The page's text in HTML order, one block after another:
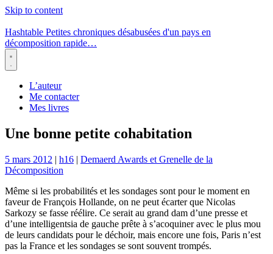
Skip to content
Hashtable Petites chroniques désabusées d'un pays en
décomposition rapide…
Menu
L’auteur
Me contacter
Mes livres
Une bonne petite cohabitation
5 mars 2012 | h16 | Demaerd Awards et Grenelle de la
Décomposition
Même si les probabilités et les sondages sont pour le moment en
faveur de François Hollande, on ne peut écarter que Nicolas
Sarkozy se fasse réélire. Ce serait au grand dam d’une presse et
d’une intelligentsia de gauche prête à s’acoquiner avec le plus mou
de leurs candidats pour le déchoir, mais encore une fois, Paris n’est
pas la France et les sondages se sont souvent trompés.